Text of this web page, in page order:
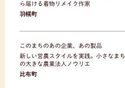
ら届ける着物リメイク作家
羽幌町
このまちのあの企業、あの製品
新しい営農スタイルを実践。小さなまち
の大きな農業法人ノウリエ
比布町